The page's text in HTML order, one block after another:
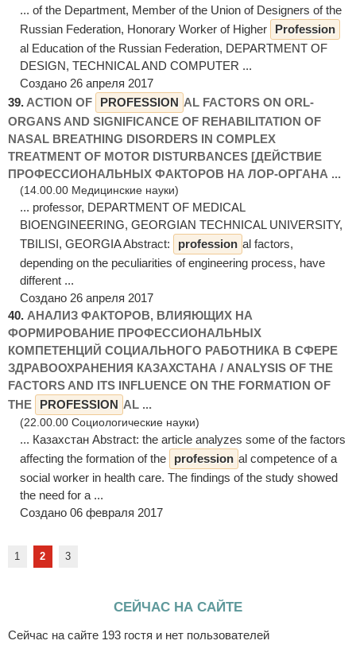
... of the Department, Member of the Union of Designers of the
Russian Federation, Honorary Worker of Higher
Profession
al Education of the Russian Federation, DEPARTMENT OF
DESIGN, TECHNICAL AND COMPUTER ...
Создано 26 апреля 2017
39. ACTION OF PROFESSION AL FACTORS ON ORL-
ORGANS AND SIGNIFICANCE OF REHABILITATION OF
NASAL BREATHING DISORDERS IN COMPLEX
TREATMENT OF MOTOR DISTURBANCES [ДЕЙСТВИЕ
ПРОФЕССИОНАЛЬНЫХ ФАКТОРОВ НА ЛОР-ОРГАНА ...
(14.00.00 Медицинские науки)
... professor, DEPARTMENT OF MEDICAL
BIOENGINEERING, GEORGIAN TECHNICAL UNIVERSITY,
TBILISI, GEORGIA Abstract:
profession al factors,
depending on the peculiarities of engineering process, have
different ...
Создано 26 апреля 2017
40. АНАЛИЗ ФАКТОРОВ, ВЛИЯЮЩИХ НА
ФОРМИРОВАНИЕ ПРОФЕССИОНАЛЬНЫХ
КОМПЕТЕНЦИЙ СОЦИАЛЬНОГО РАБОТНИКА В СФЕРЕ
ЗДРАВООХРАНЕНИЯ КАЗАХСТАНА / ANALYSIS OF THE
FACTORS AND ITS INFLUENCE ON THE FORMATION OF
THE
PROFESSION AL ...
(22.00.00 Социологические науки)
... Казахстан Abstract: the article analyzes some of the factors
affecting the formation of the
profession al competence of a
social worker in health care. The findings of the study showed
the need for a ...
Создано 06 февраля 2017
1 2 3
СЕЙЧАС НА САЙТЕ
Сейчас на сайте 193 гостя и нет пользователей